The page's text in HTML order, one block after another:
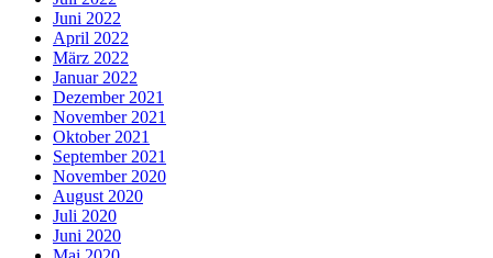
Juni 2022
April 2022
März 2022
Januar 2022
Dezember 2021
November 2021
Oktober 2021
September 2021
November 2020
August 2020
Juli 2020
Juni 2020